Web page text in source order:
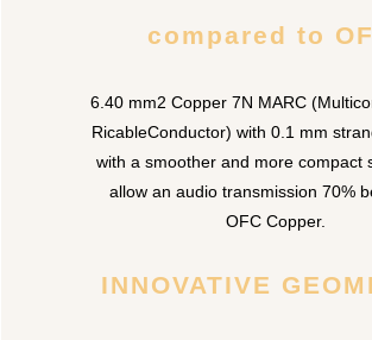
compared to
6.40 mm2 Copper 7N MARC
RicableConductor) with 0.1 mm
with a smoother and more compact
allow an audio transmission 70%
OFC Copper.
INNOVATIVE